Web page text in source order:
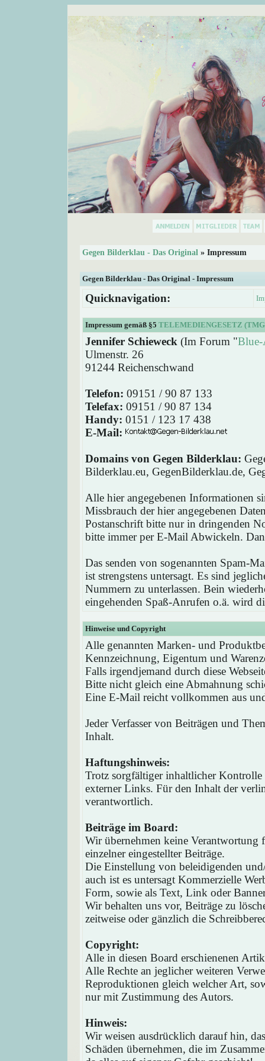
Gegen Bilderklau - Das Original » Impressum
Gegen Bilderklau - Das Original - Impressum
Quicknavigation:
Impressum gemäß §5 TELEMEDIENGESETZ
Jennifer Schieweck (Im Forum "
Ulmenstr. 26
91244 Reichenschwand
Telefon: 09151 / 90 87 133
Telefax: 09151 / 90 87 134
Handy: 0151 / 123 17 438
E-Mail:
Domains von Gegen Bilderklau:
Bilderklau.eu, GegenBilderklau.de,
Alle hier angegebenen Informationen
Missbrauch der hier angegebenen
Postanschrift bitte nur in dringenden
bitte immer per E-Mail Abwickeln.
Das senden von sogenannten Spam-
ist strengstens untersagt. Es sind
Nummern zu unterlassen. Bein
eingehenden Spaß-Anrufen o.ä. wird
Hinweise und Copyright
Alle genannten Marken- und
Kennzeichnung, Eigentum und
Falls irgendjemand durch diese
Bitte nicht gleich eine Abmahnung
Eine E-Mail reicht vollkommen aus
Jeder Verfasser von Beiträgen und
Inhalt.
Haftungshinweis:
Trotz sorgfältiger inhaltlicher
externer Links. Für den Inhalt der
verantwortlich.
Beiträge im Board:
Wir übernehmen keine
einzelner eingestellter Beiträge.
Die Einstellung von beleidigenden
auch ist es untersagt Kommerzielle
Form, sowie als Text, Link oder
Wir behalten uns vor, Beiträge zu
zeitweise oder gänzlich die
Copyright:
Alle in diesen Board erschienenen
Alle Rechte an jeglicher weiteren
Reproduktionen gleich welcher Art,
nur mit Zustimmung des Autors.
Hinweis:
Wir weisen ausdrücklich darauf hin,
Schäden übernehmen, die im